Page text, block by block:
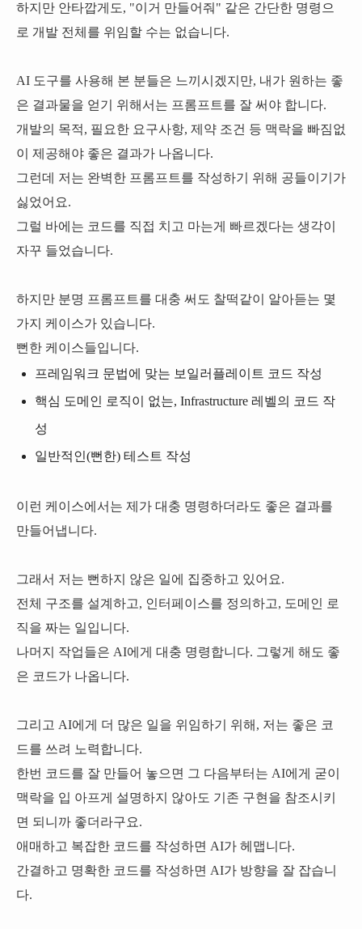
하지만 안타깝게도, "이거 만들어줘" 같은 간단한 명령으
로 개발 전체를 위임할 수는 없습니다.
AI 도구를 사용해 본 분들은 느끼시겠지만, 내가 원하는 좋
은 결과물을 얻기 위해서는 프롬프트를 잘 써야 합니다.
개발의 목적, 필요한 요구사항, 제약 조건 등 맥락을 빠짐없
이 제공해야 좋은 결과가 나옵니다.
그런데 저는 완벽한 프롬프트를 작성하기 위해 공들이기가
싫었어요.
그럴 바에는 코드를 직접 치고 마는게 빠르겠다는 생각이
자꾸 들었습니다.
하지만 분명 프롬프트를 대충 써도 찰떡같이 알아듣는 몇
가지 케이스가 있습니다.
뻔한 케이스들입니다.
프레임워크 문법에 맞는 보일러플레이트 코드 작성
핵심 도메인 로직이 없는, Infrastructure 레벨의 코드 작
성
일반적인(뻔한) 테스트 작성
이런 케이스에서는 제가 대충 명령하더라도 좋은 결과를
만들어냅니다.
그래서 저는 뻔하지 않은 일에 집중하고 있어요.
전체 구조를 설계하고, 인터페이스를 정의하고, 도메인 로
직을 짜는 일입니다.
나머지 작업들은 AI에게 대충 명령합니다. 그렇게 해도 좋
은 코드가 나옵니다.
그리고 AI에게 더 많은 일을 위임하기 위해, 저는 좋은 코
드를 쓰려 노력합니다.
한번 코드를 잘 만들어 놓으면 그 다음부터는 AI에게 굳이
맥락을 입 아프게 설명하지 않아도 기존 구현을 참조시키
면 되니까 좋더라구요.
애매하고 복잡한 코드를 작성하면 AI가 헤맵니다.
간결하고 명확한 코드를 작성하면 AI가 방향을 잘 잡습니
다.